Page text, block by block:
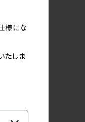
様にな
たしま